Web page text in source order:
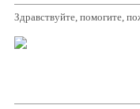
Здравствуйте, помогите,